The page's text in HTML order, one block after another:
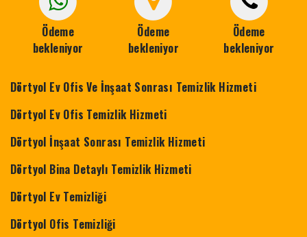
Ödeme
bekleniyor
Ödeme
bekleniyor
Ödeme
bekleniyor
Dörtyol Ev Ofis Ve İnşaat Sonrası Temizlik Hizmeti
Dörtyol Ev Ofis Temizlik Hizmeti
Dörtyol İnşaat Sonrası Temizlik Hizmeti
Dörtyol Bina Detaylı Temizlik Hizmeti
Dörtyol Ev Temizliği
Dörtyol Ofis Temizliği